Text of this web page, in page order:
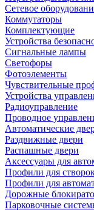
Сетевое
Коммутаторы
Комплектующие
Устройства
Сигнальные лампы
Светофоры
Фотоэлементы
Чувствительные
Устройства
Радиоуправление
Проводное
Автоматические
Раздвижные двери
Распашные двери
Аксессуары для
Профили для
Профили для
Дорожные
Парковочные